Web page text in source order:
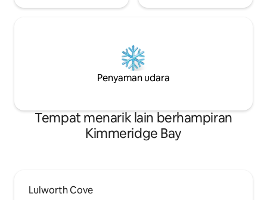
Penyaman udara
Tempat menarik lain berhampiran
Kimmeridge Bay
Lulworth Cove